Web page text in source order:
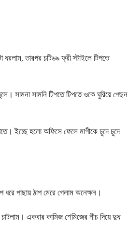
তারপর চটি৬৯ ফ্রী স্টাইলে টিপতে
সামনি টিপতে টিপতে ওকে ঘুরিয়ে পেছন
ইচ্ছে হলো অফিসে ফেলে মাগীকে চুদে চুদে
পাছায় ঠাপ মেরে গেলাম অনেক্ষন।
একবার কামিজ শেমিজের নীচ দিয়ে দুধ